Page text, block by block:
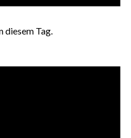
diesem Tag.